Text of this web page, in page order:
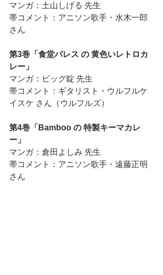
マンガ：土山しげる 先生
帯コメント：アニソン歌手・水木一郎
さん
第3巻「食堂パレス の 黄色いレトロカ
レー」
マンガ：ビッグ錠 先生
帯コメント：ギタリスト・ウルフルケ
イスケ さん（ウルフルズ）
第4巻「Bamboo の 特製キーマカレ
ー」
マンガ：倉田よしみ 先生
帯コメント：アニソン歌手・遠藤正明
さん